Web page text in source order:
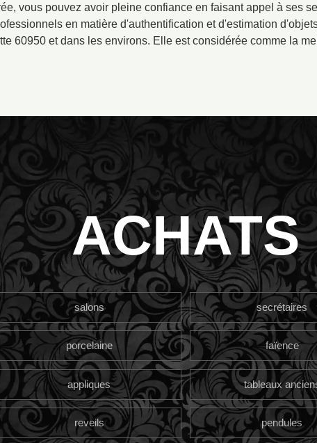
vous pouvez avoir pleine confiance en faisant appel à ses
en matière d'authentification et d'estimation
60950 et dans les environs. Elle est considérée comme la
ACHATS
salons secrétaires
porcelaine faïence
appliques tableaux
reveils pendules